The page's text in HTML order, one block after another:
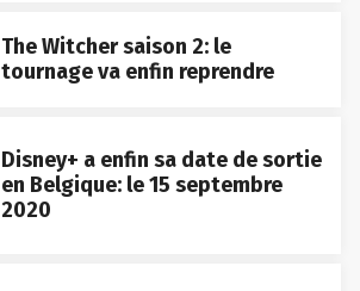
The Witcher saison 2: le
tournage va enfin reprendre
Disney+ a enfin sa date de sortie
en Belgique: le 15 septembre
2020